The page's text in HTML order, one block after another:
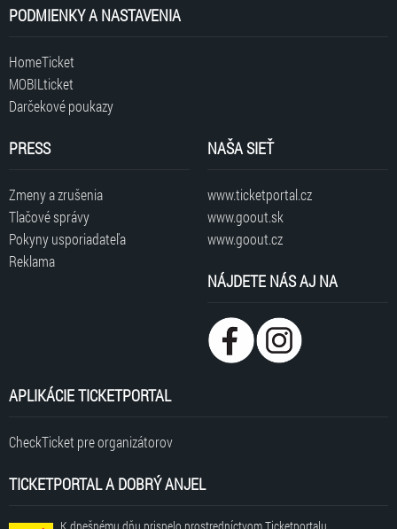
PODMIENKY A NASTAVENIA
HomeTicket
MOBILticket
Darčekové poukazy
PRESS
Zmeny a zrušenia
Tlačové správy
Pokyny usporiadateľa
Reklama
NAŠA SIEŤ
www.ticketportal.cz
www.goout.sk
www.goout.cz
NÁJDETE NÁS AJ NA
APLIKÁCIE TICKETPORTAL
CheckTicket pre organizátorov
TICKETPORTAL A DOBRÝ ANJEL